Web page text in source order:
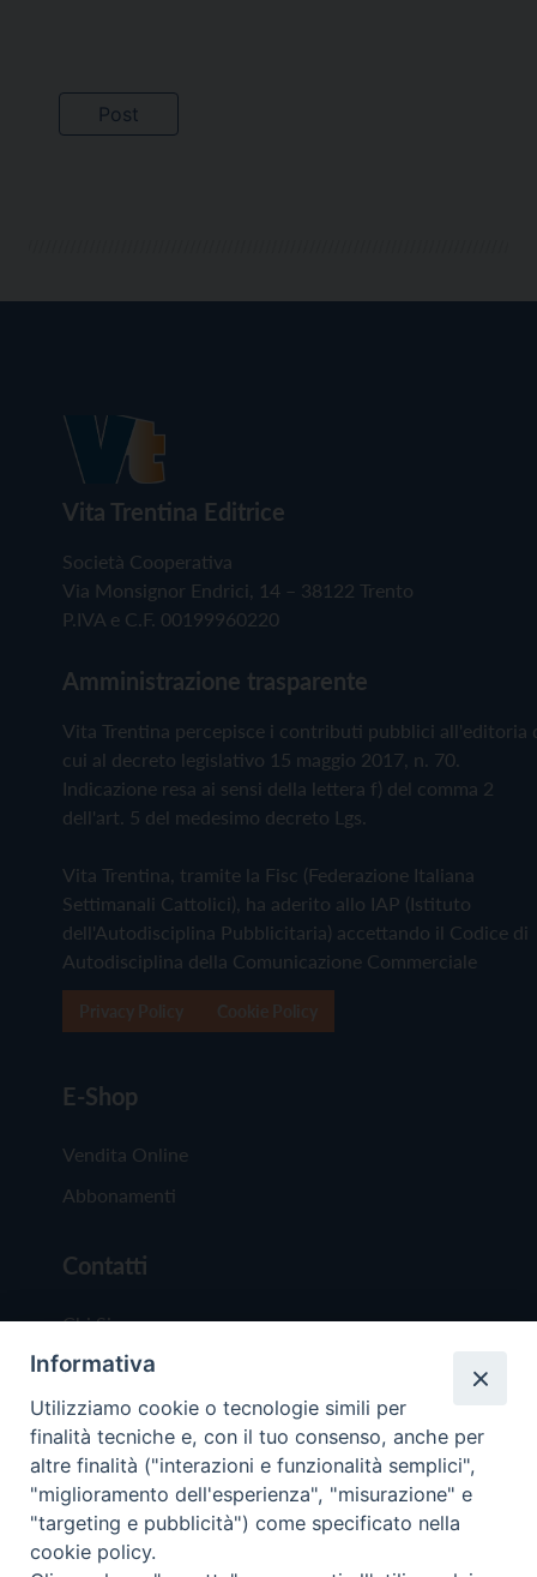
Vita Trentina Editrice
Società Cooperativa
Via Monsignor Endrici, 14 – 38122 Trento
P.IVA e C.F. 00199960220
Amministrazione trasparente
Vita Trentina percepisce i contributi pubblici all'editoria
cui al decreto legislativo 15 maggio 2017, n. 70.
Indicazione resa ai sensi della lettera f) del comma 2
dell'art. 5 del medesimo decreto Lgs.
Vita Trentina, tramite la Fisc (Federazione Italiana
Settimanali Cattolici), ha aderito allo IAP (Istituto
dell'Autodisciplina Pubblicitaria) accettando il Codice di
Autodisciplina della Comunicazione Commerciale
E-Shop
Vendita Online
Abbonamenti
Contatti
Chi Siamo
Redazione
Scrivici
Copyright © 2019 - Tutti i diritti riservati - Vita
Informativa
Utilizziamo cookie o tecnologie simili per
finalità tecniche e, con il tuo consenso, anche per
altre finalità ("interazioni e funzionalità semplici",
"miglioramento dell'esperienza", "misurazione" e
"targeting e pubblicità") come specificato nella
cookie policy.